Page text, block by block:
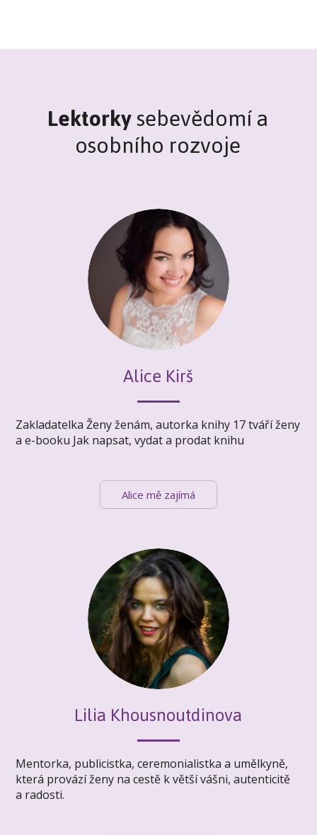
Lektorkysebevědomí a
osobního rozvoje
Alice Kirš
Zakladatelka Ženy ženám, autorka knihy 17 tváří ženy
a e-booku Jak napsat, vydat a prodat knihu
Alice mě zajímá
Lilia Khousnoutdinova
Mentorka, publicistka, ceremonialistka a umělkyně,
která provází ženy na cestě k větší vášni, autenticitě
a radosti.